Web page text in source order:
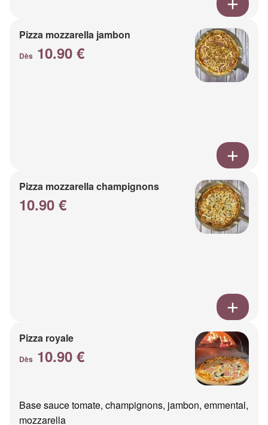
Pizza mozzarella jambon
Dès 10.90 €
Pizza mozzarella champignons
10.90 €
Pizza royale
Dès 10.90 €
Base sauce tomate, champignons, jambon, emmental,
mozzarella